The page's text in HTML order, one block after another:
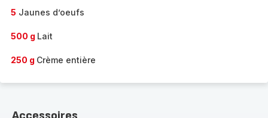
5 Jaunes d’oeufs
500 g Lait
250 g Crème entière